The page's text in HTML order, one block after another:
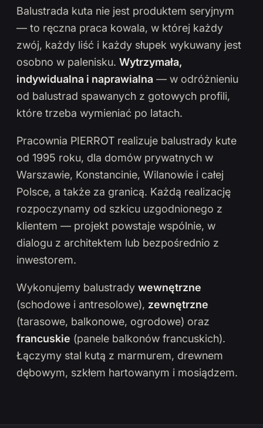
Balustrada kuta nie jest produktem seryjnym
— to ręczna praca kowala, w której każdy
zwój, każdy liść i każdy słupek wykuwany jest
osobno w palenisku. Wytrzymała,
indywidualna i naprawialna — w odróżnieniu
od balustrad spawanych z gotowych profili,
które trzeba wymieniać po latach.
Pracownia PIERROT realizuje balustrady kute
od 1995 roku, dla domów prywatnych w
Warszawie, Konstancinie, Wilanowie i całej
Polsce, a także za granicą. Każdą realizację
rozpoczynamy od szkicu uzgodnionego z
klientem — projekt powstaje wspólnie, w
dialogu z architektem lub bezpośrednio z
inwestorem.
Wykonujemy balustrady wewnętrzne
(schodowe i antresolowe), zewnętrzne
(tarasowe, balkonowe, ogrodowe) oraz
francuskie (panele balkonów francuskich).
Łączymy stal kutą z marmurem, drewnem
dębowym, szkłem hartowanym i mosiądzem.